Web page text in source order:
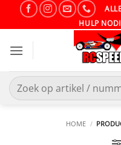
HULP
Zoeken
naar:
HOME /